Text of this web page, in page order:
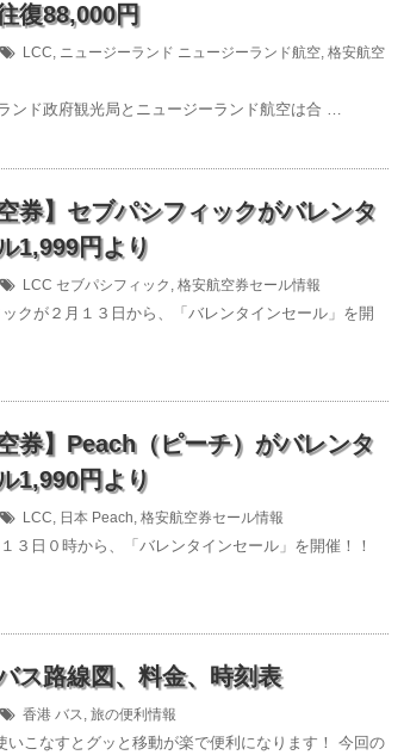
復88,000円
LCC, ニュージーランド ニュージーランド航空, 格安航空
ンド政府観光局とニュージーランド航空は合 …
券】セブパシフィックがバレンタ
1,999円より
LCC セブパシフィック , 格安航空券セール情報
クが２月１３日から、「バレンタインセール」を開
券】Peach（ピーチ）がバレンタ
1,990円より
LCC, 日本 Peach, 格安航空券セール情報
３日０時から、「バレンタインセール」を開催！！
ス路線図、料金、時刻表
香港 バス, 旅の便利情報
いこなすとグッと移動が楽で便利になります！ 今回の